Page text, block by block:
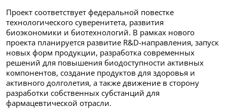
Проект соответствует федеральной повестке
технологического суверенитета, развития
биоэкономики и биотехнологий. В рамках нового
проекта планируется развитие R&D-направления, запуск
новых форм продукции, разработка современных
решений для повышения биодоступности активных
компонентов, создание продуктов для здоровья и
активного долголетия, а также движение в сторону
разработки собственных субстанций для
фармацевтической отрасли.